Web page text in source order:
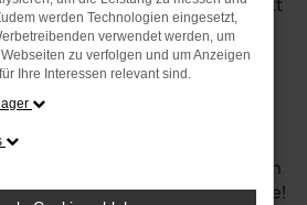
und Reparaturendirekt
in der Nähe von
großen Auswahl an
professionellen Beratung
Fahrzeug, das Ihre
lassen Sie sich von unserem
– der Audi Q8 wartet auf Sie!
werden Technologien eingesetzt,
verwendet werden, um
zu verfolgen und um Anzeigen
Ihre Interessen relevant sind.